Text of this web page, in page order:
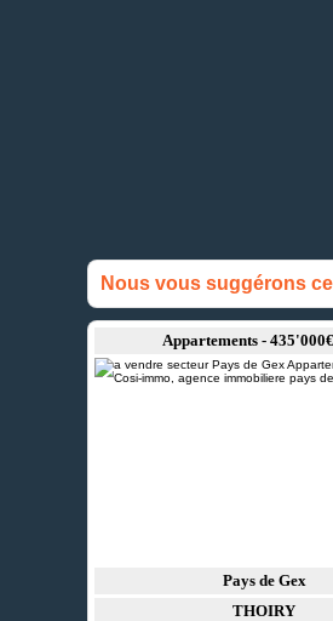
Nous vous suggérons
Appartements -
Pays de Gex
THOIRY